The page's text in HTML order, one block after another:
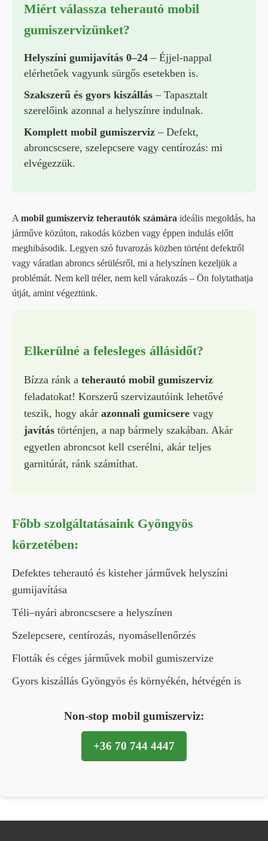
Miért válassza teherautó mobil
gumiszervizünket?
Helyszíni gumijavítás 0–24 – Éjjel-nappal
elérhetőek vagyunk sürgős esetekben is.
Szakszerű és gyors kiszállás – Tapasztalt
szerelőink azonnal a helyszínre indulnak.
Komplett mobil gumiszerviz – Defekt,
abroncscsere, szelepcsere vagy centírozás: mi
elvégezzük.
A mobil gumiszerviz teherautók számára ideális megoldás, ha
járműve közúton, rakodás közben vagy éppen indulás előtt
meghibásodik. Legyen szó fuvarozás közben történt defektről
vagy váratlan abroncs sérülésről, mi a helyszínen kezeljük a
problémát. Nem kell tréler, nem kell várakozás – Ön folytathatja
útját, amint végeztünk.
Elkerülné a felesleges állásidőt?
Bízza ránk a teherautó mobil gumiszerviz
feladatokat! Korszerű szervizautóink lehetővé
teszik, hogy akár azonnali gumicsere vagy
javítás történjen, a nap bármely szakában. Akár
egyetlen abroncsot kell cserélni, akár teljes
garnitúrát, ránk számíthat.
Főbb szolgáltatásaink Gyöngyös
körzetében:
Defektes teherautó és kisteher járművek helyszíni
gumijavítása
Téli–nyári abroncscsere a helyszínen
Szelepcsere, centírozás, nyomásellenőrzés
Flották és céges járművek mobil gumiszervize
Gyors kiszállás Gyöngyös és környékén, hétvégén is
Non-stop mobil gumiszerviz:
+36 70 744 4447